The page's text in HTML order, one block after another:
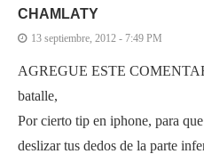
CHAMLATY
13 septiembre, 2012 - 7:49 PM
AGREGUE ESTE
batalle,
Por cierto tip en iphone, para
deslizar tus dedos de la parte